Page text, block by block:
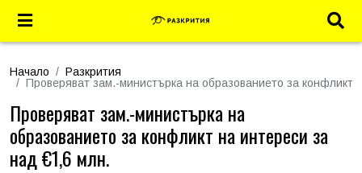
Начало
Разкрития
Проверяват зам.-министърка на образованието за конфликт
Проверяват зам.-министърка на
образованието за конфликт на интереси за
над €1,6 млн.